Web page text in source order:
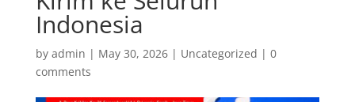
Indonesia
by admin | May 30, 2026| Uncategorized | 0
comments